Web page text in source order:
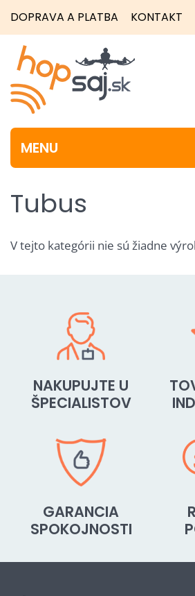
DOPRAVA A PLATBA KONTAKT
MENU
Tubus
V tejto kategórii nie sú žiadne
NAKUPUJTE U
ŠPECIALISTOV
GARANCIA
SPOKOJNOSTI